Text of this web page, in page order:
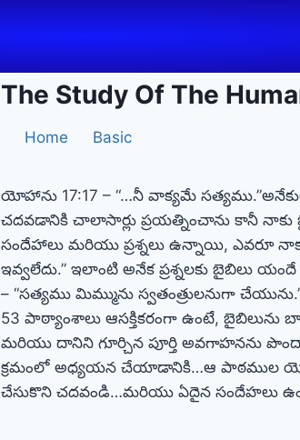
The Study Of The
Home Basic
యోహాను 17:17 – “…నీ వాక్యమే
చదవడానికి చాలాసార్లు ప్రయత్నించాను కానీ నాకు
సందేహాలు మరియు ప్రశ్నలు ఉన్నాయి, ఎవరూ
ఇవ్వలేదు.” ఇలాంటి అనేక ప్రశ్నలకు బైబిలు
– “సత్యము మిమ్మును స్వతంత్రులనుగా
53 పాఠ్యాంశాలు ఆసక్తికరంగా ఉంటే, బైబిలును
మరియు దానిని గూర్చిన పూర్తి అవగాహనను
క్రమంలో అధ్యయన చేయాడానికి…ఆ పాఠముల
చేసుకొని చదవండి…మరియు ఏదైన సందేహలు